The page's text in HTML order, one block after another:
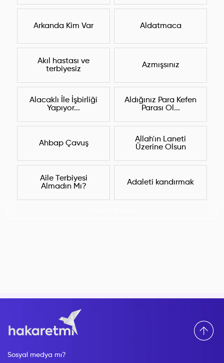
Arkanda Kim Var Aldatmaca
Akıl hastası ve
terbiyesiz
Azmışsınız
Alacaklı İle İşbirliği
Yapıyor...
Aldığınız Para Kefen
Parası Ol...
Ahbap Çavuş
Allah'ın Laneti
Üzerine Olsun
Aile Terbiyesi
Almadın Mı?
Adaleti kandırmak
Sosyal medya mı?